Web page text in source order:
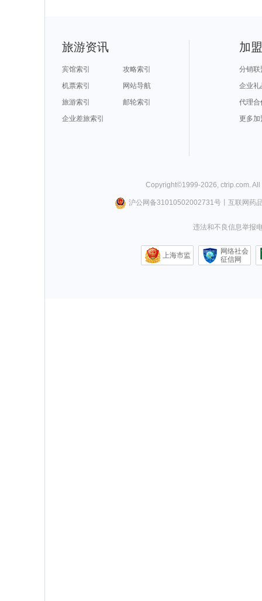
旅游资讯
宾馆索引
攻略索引
机票索引
网站导航
旅游索引
邮轮索引
企业差旅索引
加
分销联
企业礼
代理合
更多加
Copyright©1999-2026 ctrip.com .
沪公网备31010502002731号丨 互联网药
违法和不良信息举报
上海市监
网络社会
征信网